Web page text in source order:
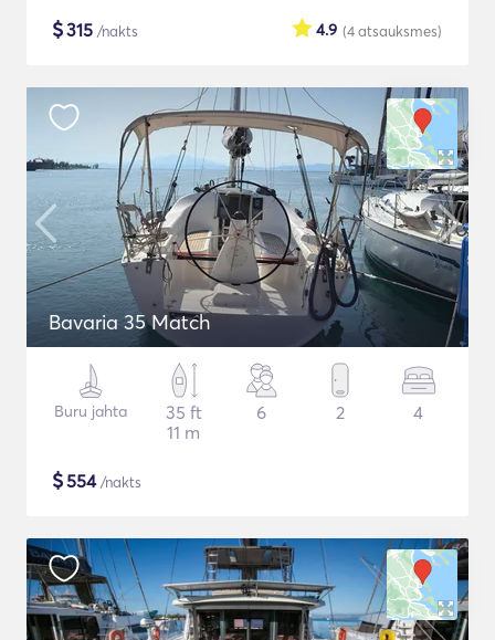
$315 /nakts (4atsauksmes)
4.9
Bavaria 35 Match
Buru jahta
35 ft
11 m
6 2 4
$554/nakts